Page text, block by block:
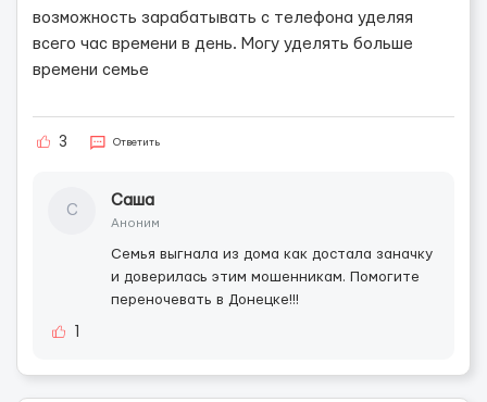
возможность зарабатывать с телефона уделяя
всего час времени в день. Могу уделять больше
времени семье
3 Ответить
С
Саша
Аноним
Семья выгнала из дома как достала заначку
и доверилась этим мошенникам. Помогите
переночевать в Донецке!!!